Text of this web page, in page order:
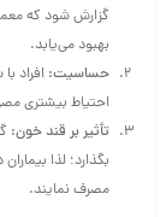
گزارش شود که
بهبود می‌یابد.
حساسیت: افراد
احتیاط بیشتری
تأثیر بر قند خون:
بگذارد؛ لذا
مصرف نمایند.